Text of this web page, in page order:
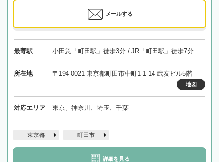
メールする
最寄駅 小田急「町田駅」徒歩3分 / JR「町田駅」徒歩7分
所在地 〒194-0021 東京都町田市中町1-1-14 武友ビル5階
地図
対応エリア 東京、神奈川、埼玉、千葉
東京都 町田市
詳細を見る